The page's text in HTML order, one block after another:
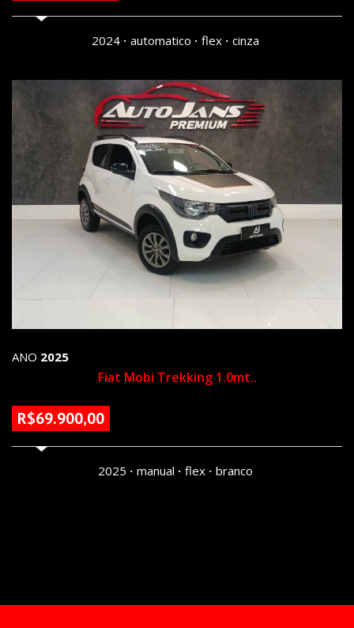
2024 automatico flex cinza
ANO 2025
Fiat Mobi Trekking 1.0mt..
R$69.900,00
2025 manual flex branco